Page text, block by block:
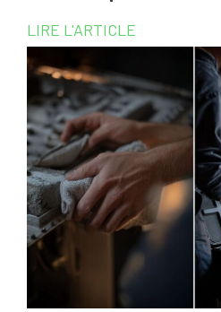
LIRE L'ARTICLE